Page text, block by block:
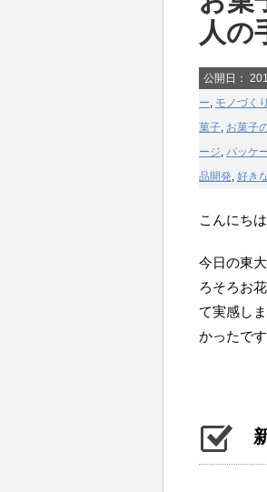
人の
公開日：
ー, モノづく
菓子, お菓子
ージ, パッケ
品開発, 好き
こんにち
今日の東
ろそろお
て実感し
かったです